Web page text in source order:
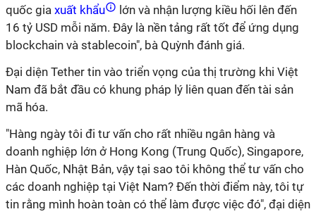
quốc gia xuất khẩu
lớn và nhận lượng kiều hối lên đến
16 tỷ USD mỗi năm. Đây là nền tảng rất tốt để ứng dụng
blockchain và stablecoin", bà Quỳnh đánh giá.
Đại diện Tether tin vào triển vọng của thị trường khi Việt
Nam đã bắt đầu có khung pháp lý liên quan đến tài sản
mã hóa.
"Hàng ngày tôi đi tư vấn cho rất nhiều ngân hàng và
doanh nghiệp lớn ở Hong Kong (Trung Quốc), Singapore,
Hàn Quốc, Nhật Bản, vậy tại sao tôi không thể tư vấn cho
các doanh nghiệp tại Việt Nam? Đến thời điểm này, tôi tự
tin rằng mình hoàn toàn có thể làm được việc đó", đại diện